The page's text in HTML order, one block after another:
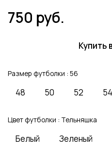
750 руб.
Купить
Размер футболки : 56
48 50 52 54
Цвет футболки : Тельняшка
Белый Зеленый